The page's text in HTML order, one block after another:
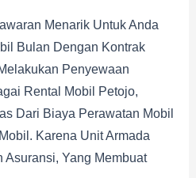
Menarik Untuk Anda
Bulan Dengan Kontrak
Penyewaan
Rental Mobil Petojo,
Dari Biaya Perawatan Mobil
Karena Unit Armada
Yang Membuat